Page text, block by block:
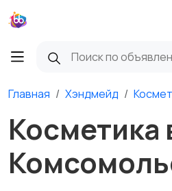
Главная Хэндмейд
Косметика